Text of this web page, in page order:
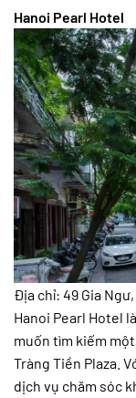
Hanoi Pearl Hotel
Địa chỉ: 49 Gia
Hanoi Pearl Hotel
muốn tìm kiếm
Tràng Tiền Plaza.
dịch vụ chăm sóc